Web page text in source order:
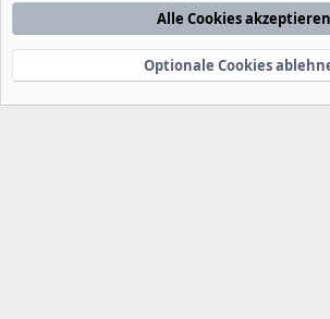
Nutzungsbedingungen
Startseite
e
Community platform by XenForo® © 2010-2022
xenDach©2010-2014
Alle Cookies akzeptieren
Optionale Cookies